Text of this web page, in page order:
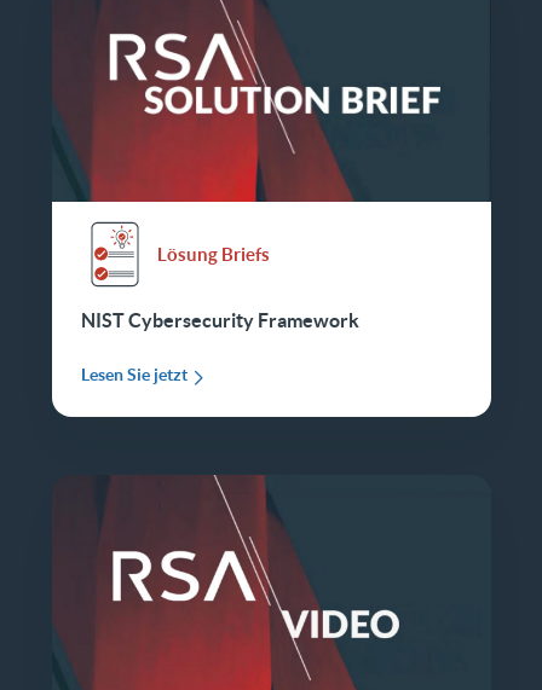
Lösung Briefs
NIST Cybersecurity Framework
Lesen Sie jetzt